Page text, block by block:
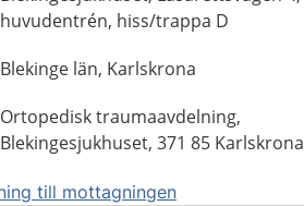
huvudentrén, hiss/trappa D
Blekinge län, Karlskrona
Ortopedisk traumaavdelning,
Blekingesjukhuset, 371 85 Karlskrona
till mottagningen